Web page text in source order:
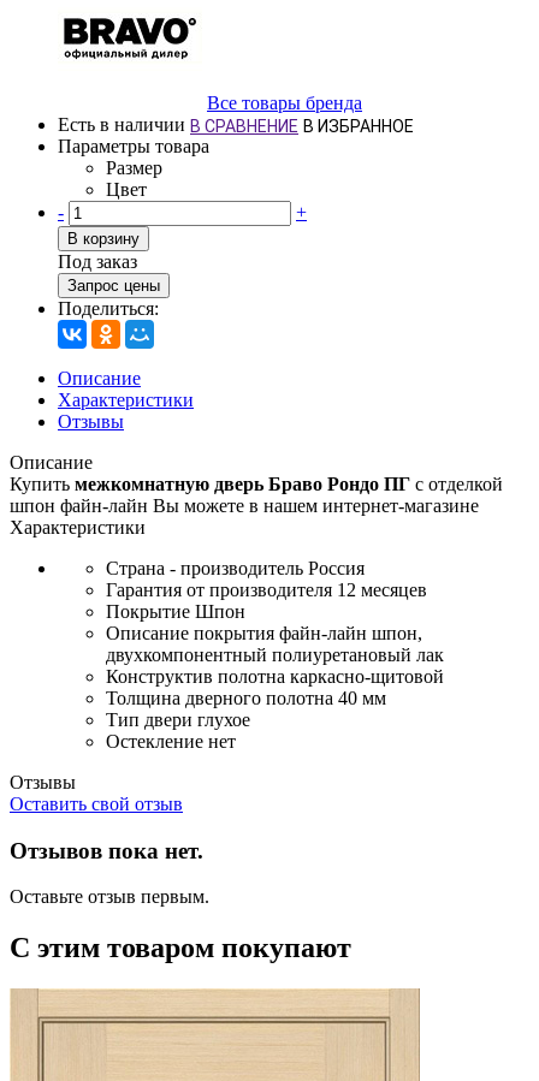
Все товары бренда
Есть в наличии В СРАВНЕНИЕ В ИЗБРАННОЕ
Параметры товара
Размер
Цвет
-
+
В корзину
Под заказ
Запрос цены
Поделиться:
Описание
Характеристики
Отзывы
Описание
Купить межкомнатную дверь Браво Рондо ПГ с отделкой
шпон файн-лайн Вы можете в нашем интернет-магазине
Характеристики
Страна - производитель Россия
Гарантия от производителя 12 месяцев
Покрытие Шпон
Описание покрытия файн-лайн шпон,
двухкомпонентный полиуретановый лак
Конструктив полотна каркасно-щитовой
Толщина дверного полотна 40 мм
Тип двери глухое
Остекление нет
Отзывы
Оставить свой отзыв
Отзывов пока нет.
Оставьте отзыв первым.
С этим товаром покупают